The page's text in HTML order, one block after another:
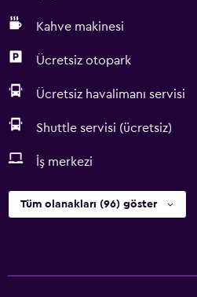
Kahve makinesi
Ücretsiz otopark
Ücretsiz havalimanı servisi
Shuttle servisi (ücretsiz)
İş merkezi
Tüm olanakları (96) göster